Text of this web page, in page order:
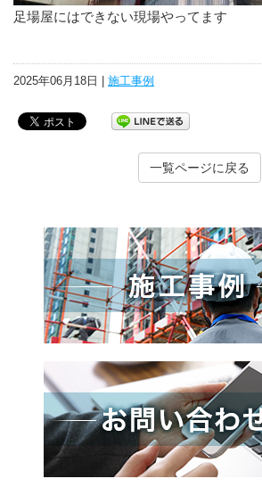
足場屋にはできない現場やってます
2025年06月18日 | 施工事例
一覧ページに戻る